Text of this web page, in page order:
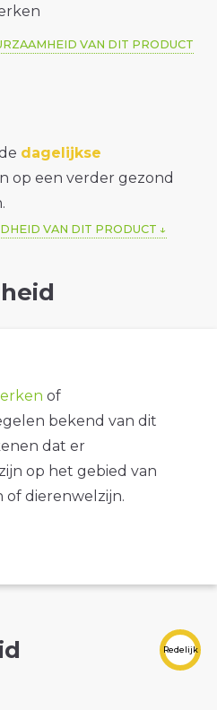
VAN DIT PRODUCT
dagelijkse
op een verder gezond
VAN DIT PRODUCT
of
bekend van dit
dat er
op het gebied van
of dierenwelzijn.
Redelijk